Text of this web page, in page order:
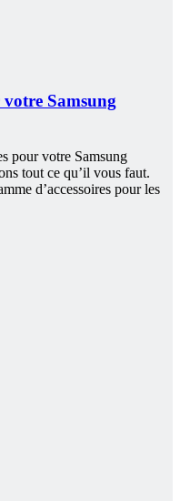
votre Samsung
pour votre Samsung
tout ce qu’il vous faut.
d’accessoires pour les